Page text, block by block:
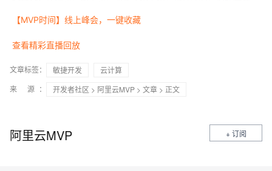
【MVP时间】线上峰会，一键收藏
查看精彩直播回放
文章标签： 敏捷开发
云计算
来 源：
开发者社区 > 阿里云MVP > 文章 > 正文
阿里云MVP + 订阅